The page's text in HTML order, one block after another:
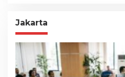
Jakarta